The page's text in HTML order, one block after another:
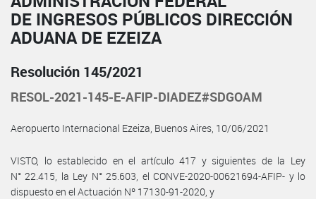
DE INGRESOS PÚBLICOS DIRECCIÓN
ADUANA DE EZEIZA
Resolución 145/2021
RESOL-2021-145-E-AFIP-DIADEZ#SDGOAM
Aeropuerto Internacional Ezeiza, Buenos Aires, 10/06/2021
VISTO, lo establecido en el artículo 417 y siguientes de la Ley
N° 22.415, la Ley N° 25.603, el CONVE-2020-00621694-AFIP- y lo
dispuesto en el Actuación Nº 17130-91-2020, y